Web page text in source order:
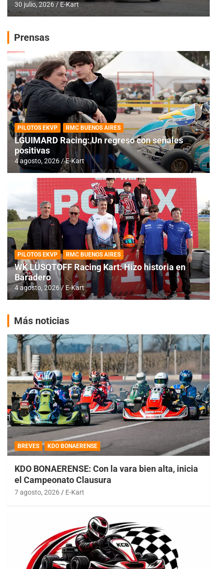
30 julio, 2026 E-Kart
Prensas
PILOTOS EKVP RMC BUENOS AIRES
LGUIMARD Racing: Un regreso con señales
positivas
4 agosto, 2026 E-Kart
PILOTOS EKVP RMC BUENOS AIRES
WK LÜSQTOFF Racing Kart: Hizo historia en
Baradero
4 agosto, 2026 E-Kart
Más noticias
BREVES KDO BONAERENSE
KDO BONAERENSE: Con la vara bien alta, inicia
el Campeonato Clausura
7 agosto, 2026 E-Kart